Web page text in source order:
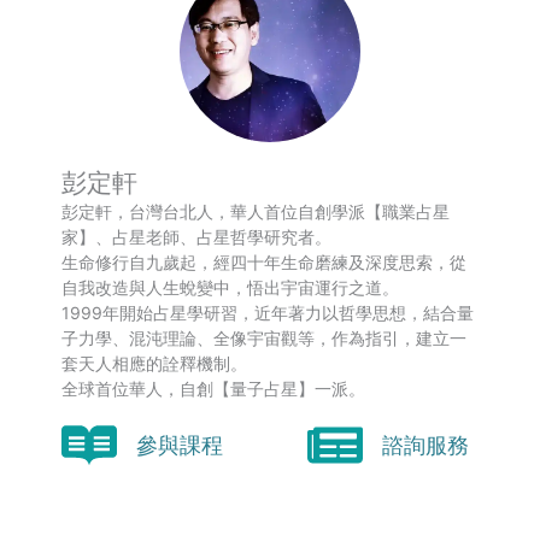
彭定軒
彭定軒，台灣台北人，華人首位自創學派【職業占星
家】、占星老師、占星哲學研究者。
生命修行自九歲起，經四十年生命磨練及深度思索，從
自我改造與人生蛻變中，悟出宇宙運行之道。
1999年開始占星學研習，近年著力以哲學思想，結合量
子力學、混沌理論、全像宇宙觀等，作為指引，建立一
套天人相應的詮釋機制。
全球首位華人，自創【量子占星】一派。
參與課程 諮詢服務